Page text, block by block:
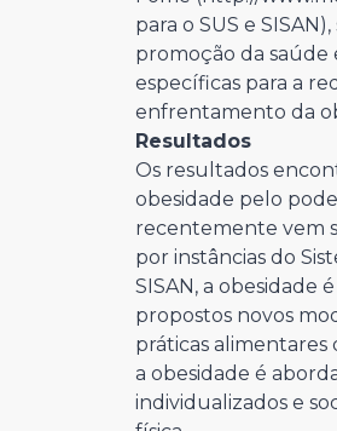
para o SUS e
promoção da
específicas para a
enfrentamento da
Resultados
Os resultados
obesidade pelo
recentemente vem
por instâncias do
SISAN, a obesidade
propostos novos
práticas
a obesidade é
individualizados e